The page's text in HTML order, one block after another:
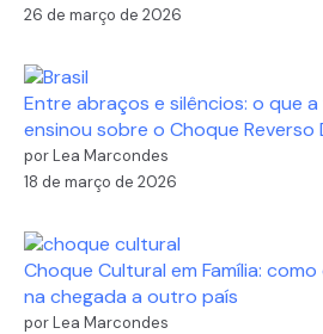
26 de março de 2026
Entre abraços e silêncios: o que
ensinou sobre o Choque Reverso
por Lea Marcondes
18 de março de 2026
Choque Cultural em Família:
na chegada a outro país
por Lea Marcondes